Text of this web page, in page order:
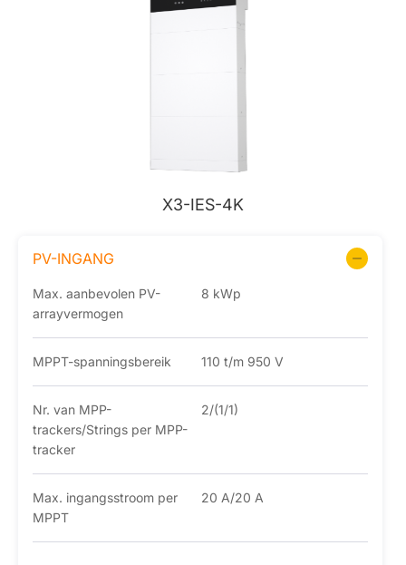
X3-IES-4K
PV-INGANG
Max. aanbevolen PV-
arrayvermogen
8 kWp
MPPT-spanningsbereik 110 t/m 950 V
Nr. van MPP-
trackers/Strings per MPP-
tracker
2/(1/1)
Max. ingangsstroom per
MPPT
20 A/20 A